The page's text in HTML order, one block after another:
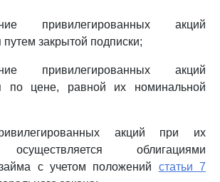
привилегированных акций
путем закрытой подписки;
привилегированных акций
по цене, равной их номинальной
акций при их
облигациями
с учетом положений статьи 7